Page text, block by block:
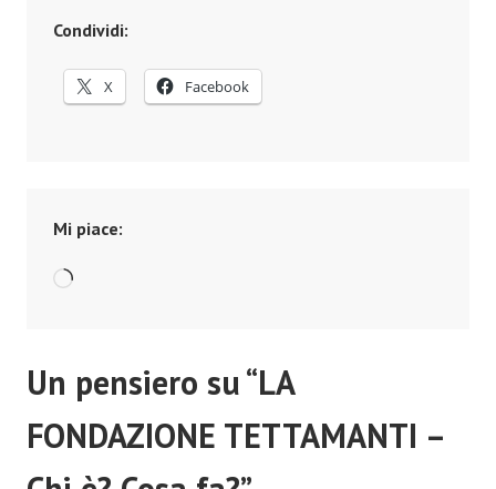
Condividi:
X Facebook
Mi piace:
Caricamento
Un pensiero su “LA
FONDAZIONE TETTAMANTI –